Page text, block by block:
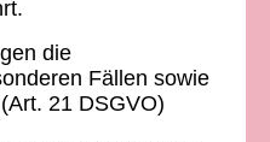
die
Fällen sowie
21 DSGVO)